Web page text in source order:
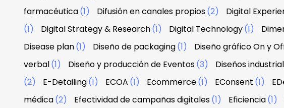
farmacéutica(1) Difusión en canales propios(2) Digital
(1)
Digital Strategy & Research(1) Digital Technology(1)
Disease plan(1) Diseño de packaging(1) Diseño gráfico On y
verbal(1) Diseño y producción de Eventos(3) Diseños
(2)
E-Detailing(1) ECOA (1) Ecommerce(1) EConsent (1)
médica(2) Efectividad de campañas digitales(1) Eficiencia(1)